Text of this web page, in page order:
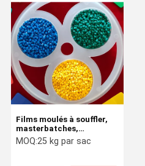
Films moulés à souffler,
masterbatches,
résistance aux
intempéries Traitement
MOQ:25 kg par sac